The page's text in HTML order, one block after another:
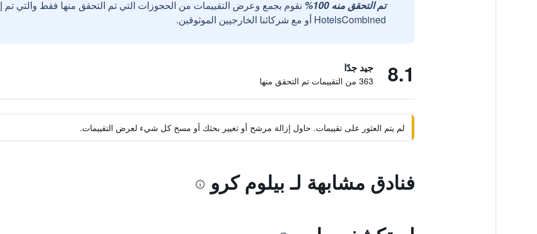
تم التحقق منه 100%
نقوم بجمع وعرض التقييمات من الحجوزات التي تم التحقق منها فقط والتي
HotelsCombined أو مع شركائنا الخارجيين الموثوقين.
8.1 جيد جدًا
363 من التقييمات تم التحقق منها
لم يتم العثور على تقييمات. حاول إزالة مرشح أو تغيير بحثك أو مسح كل شيء لعرض التقييمات.
فنادق مشابهة لـ بيلوم كرو